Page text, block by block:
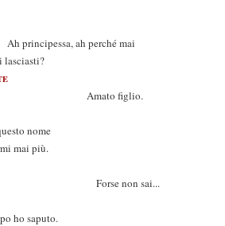
ah perché mai
lasciasti?
figlio.
nome
mai più.
non sai...
ho saputo.